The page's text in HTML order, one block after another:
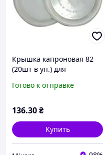
Крышка капроновая 82
(20шт в уп.) для
Готово к отправке
136.30₴
Купить